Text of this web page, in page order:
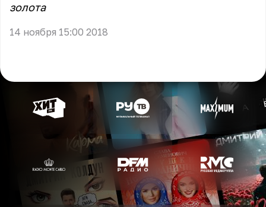
золота
14 ноября 15:00 2018